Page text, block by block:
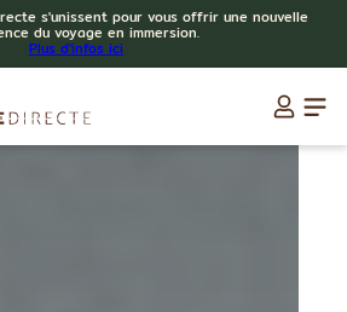
s'unissent pour vous offrir une nouvelle
du voyage en immersion.
Plus d'infos ici